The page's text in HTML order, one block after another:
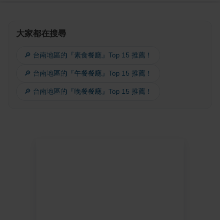
大家都在搜尋
🔎 台南地區的『素食餐廳』Top 15 推薦！
🔎 台南地區的『午餐餐廳』Top 15 推薦！
🔎 台南地區的『晚餐餐廳』Top 15 推薦！